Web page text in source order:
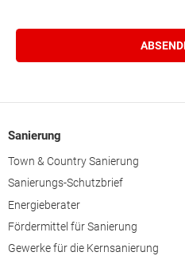
Sanierung
Town & Country Sanierung
Sanierungs-Schutzbrief
Energieberater
Fördermittel für Sanierung
Gewerke für die Kernsanierung